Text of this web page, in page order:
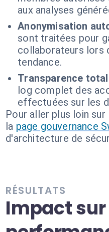
aux analyses
Anonymisation
sont traitées pour
collaborateurs lors
tendance.
Transparence
log complet des
effectuées sur les
Pour aller plus loin
la page gouvernance
d'architecture de
RÉSULTATS
Impact